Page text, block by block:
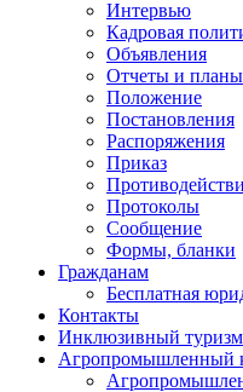
Интервью
Кадровая
Объявления
Отчеты и планы
Положение
Постановления
Распоряжения
Приказ
Протоколы
Сообщение
Формы, бланки
Гражданам
Бесплатная
Контакты
Инклюзивный туризм
Агропромышленный